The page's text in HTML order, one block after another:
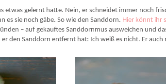
etwas gelernt hätte. Nein, er schneidet immer noch
es sie noch gäbe. So wie den Sanddorn. Hier könnt ihr
– auf gekauftes Sanddornmus ausweichen und
den Sanddorn entfernt hat: Ich weiß es nicht. Er auch